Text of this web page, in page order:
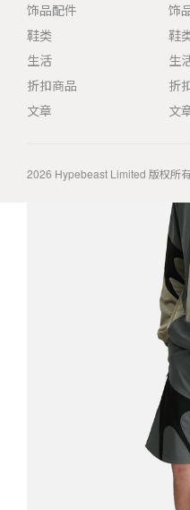
饰品配件
鞋类
生活
折扣商品
文章
饰
鞋
生
折
文
2026 Hypebeast Limited 版权所